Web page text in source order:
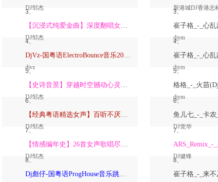
DJ邹杰
3、
【沉浸式纯爱金曲】深度翻唱女声版【DJ邹杰】_
DJ邹杰
4、
DjVz-国粤语ElectroBounce音乐2026讲不出再见怀旧版蹦迪跳舞大碟
djvz
5、
【史诗音景】穿越时空撼动心灵的管弦乐【DJ邹杰】
DJ邹杰
6、
【经典粤语精选女声】百听不厌深度翻唱版【DJ邹杰】_
DJ邹杰
7、
【情感编年史】26首女声歌唱尽从暗恋到放下的全部【DJ邹杰】
DJ邹杰
8、
Dj彪仔-国粤语ProgHouse音乐跳舞街vs心要让你听见串烧Vol.39
新港城DJ香港志
3、
djym
4、
djym
5、
djym
6、
DJ觉华
7、
DJ健锋
8、